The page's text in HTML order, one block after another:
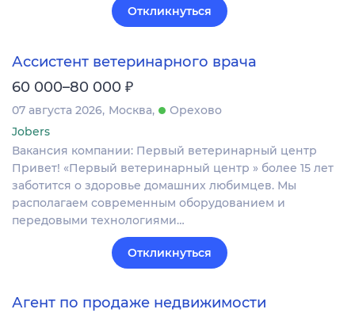
Откликнуться
Ассистент ветеринарного врача
60 000–80 000 ₽
07 августа 2026 Москва
Орехово
Jobers
Вакансия компании: Первый ветеринарный центр
Привет! «Первый ветеринарный центр » более 15 лет
заботится о здоровье домашних любимцев. Мы
располагаем современным оборудованием и
передовыми технологиями…
Откликнуться
Агент по продаже недвижимости